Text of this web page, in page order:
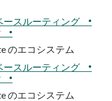
スルーティング •
•
のエコシステム
スルーティング •
•
のエコシステム